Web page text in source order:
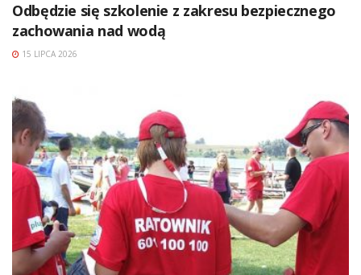
Odbędzie się szkolenie z zakresu bezpiecznego
zachowania nad wodą
15 LIPCA 2026